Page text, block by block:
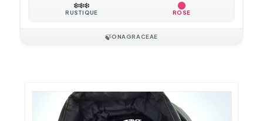
❄️❄️❄️
RUSTIQUE ROSE
🍃ONAGRACEAE